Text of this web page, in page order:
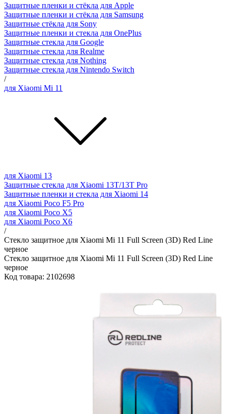
Защитные пленки и стёкла для Apple
Защитные пленки и стёкла для Samsung
Защитные стёкла для Sony
Защитные пленки и стекла для OnePlus
Защитные стекла для Google
Защитные стекла для Realme
Защитные стекла для Nothing
Защитные стекла для Nintendo Switch
/
для Xiaomi Mi 11
для Xiaomi 13
Защитные стекла для Xiaomi 13T/13T Pro
Защитные пленки и стекла для Xiaomi 14
для Xiaomi Poco F5 Pro
для Xiaomi Poco X5
для Xiaomi Poco X6
/
Стекло защитное для Xiaomi Mi 11 Full Screen (3D) Red Line
черное
Стекло защитное для Xiaomi Mi 11 Full Screen (3D) Red Line
черное
Код товара: 2102698